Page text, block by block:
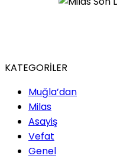
KATEGORİLER
Muğla’dan
Milas
Asayiş
Vefat
Genel